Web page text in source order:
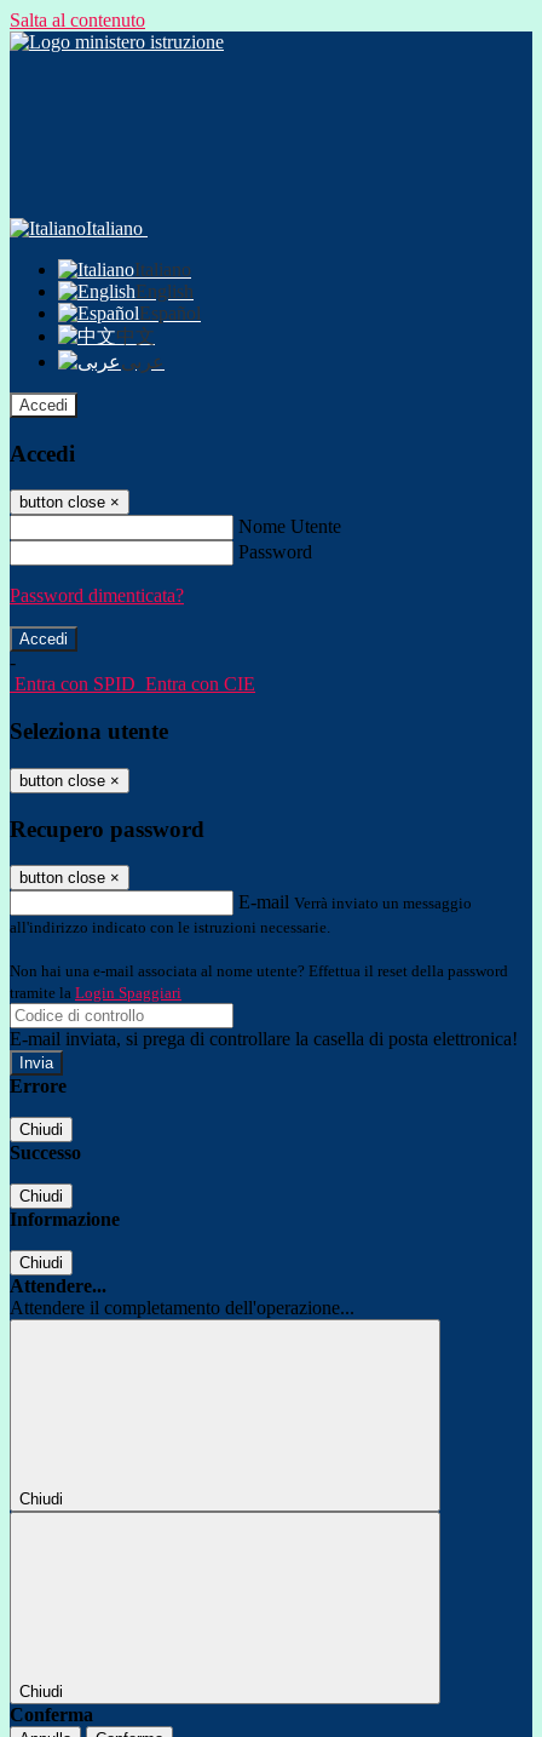
Salta al contenuto
Italiano
Italiano
English
Español
中文
عربى
Accedi
Accedi
button close ×
Nome Utente
Password
Password dimenticata?
-
Entra con SPID Entra con CIE
Seleziona utente
button close ×
Recupero password
button close ×
E-mail Verrà inviato un messaggio
all'indirizzo indicato con le istruzioni necessarie.
Non hai una e-mail associata al nome utente? Effettua il reset della password
tramite la Login Spaggiari
E-mail inviata, si prega di controllare la casella di posta elettronica!
Errore
Chiudi
Successo
Chiudi
Informazione
Chiudi
Attendere...
Attendere il completamento dell'operazione...
Chiudi
Chiudi
Conferma